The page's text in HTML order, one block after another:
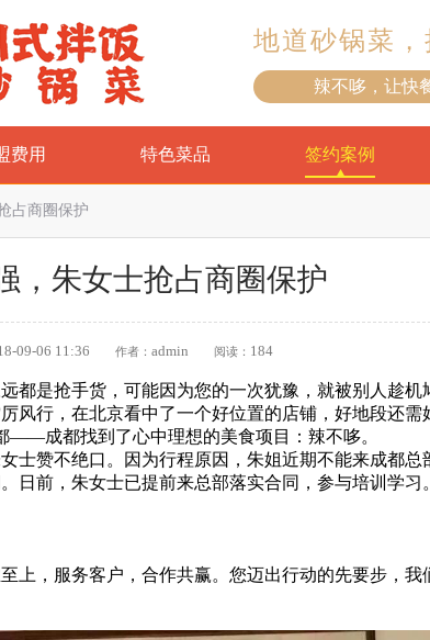
地道砂锅菜
辣不哆，让快
费用 特色菜品 签约案例
占商圈保护
，朱女士抢占商圈保护
09-06 11:36 作者： admin 阅读： 184
都是抢手货，可能因为您的一次犹豫，就被别人趁机
风行，在北京看中了一个好位置的店铺，好地段还需
——成都找到了心中理想的美食项目：辣不哆。
士赞不绝口。因为行程原因，朱姐近期不能来成都总
日前，朱女士已提前来总部落实合同，参与培训学习。
上，服务客户，合作共赢。您迈出行动的先要步，我